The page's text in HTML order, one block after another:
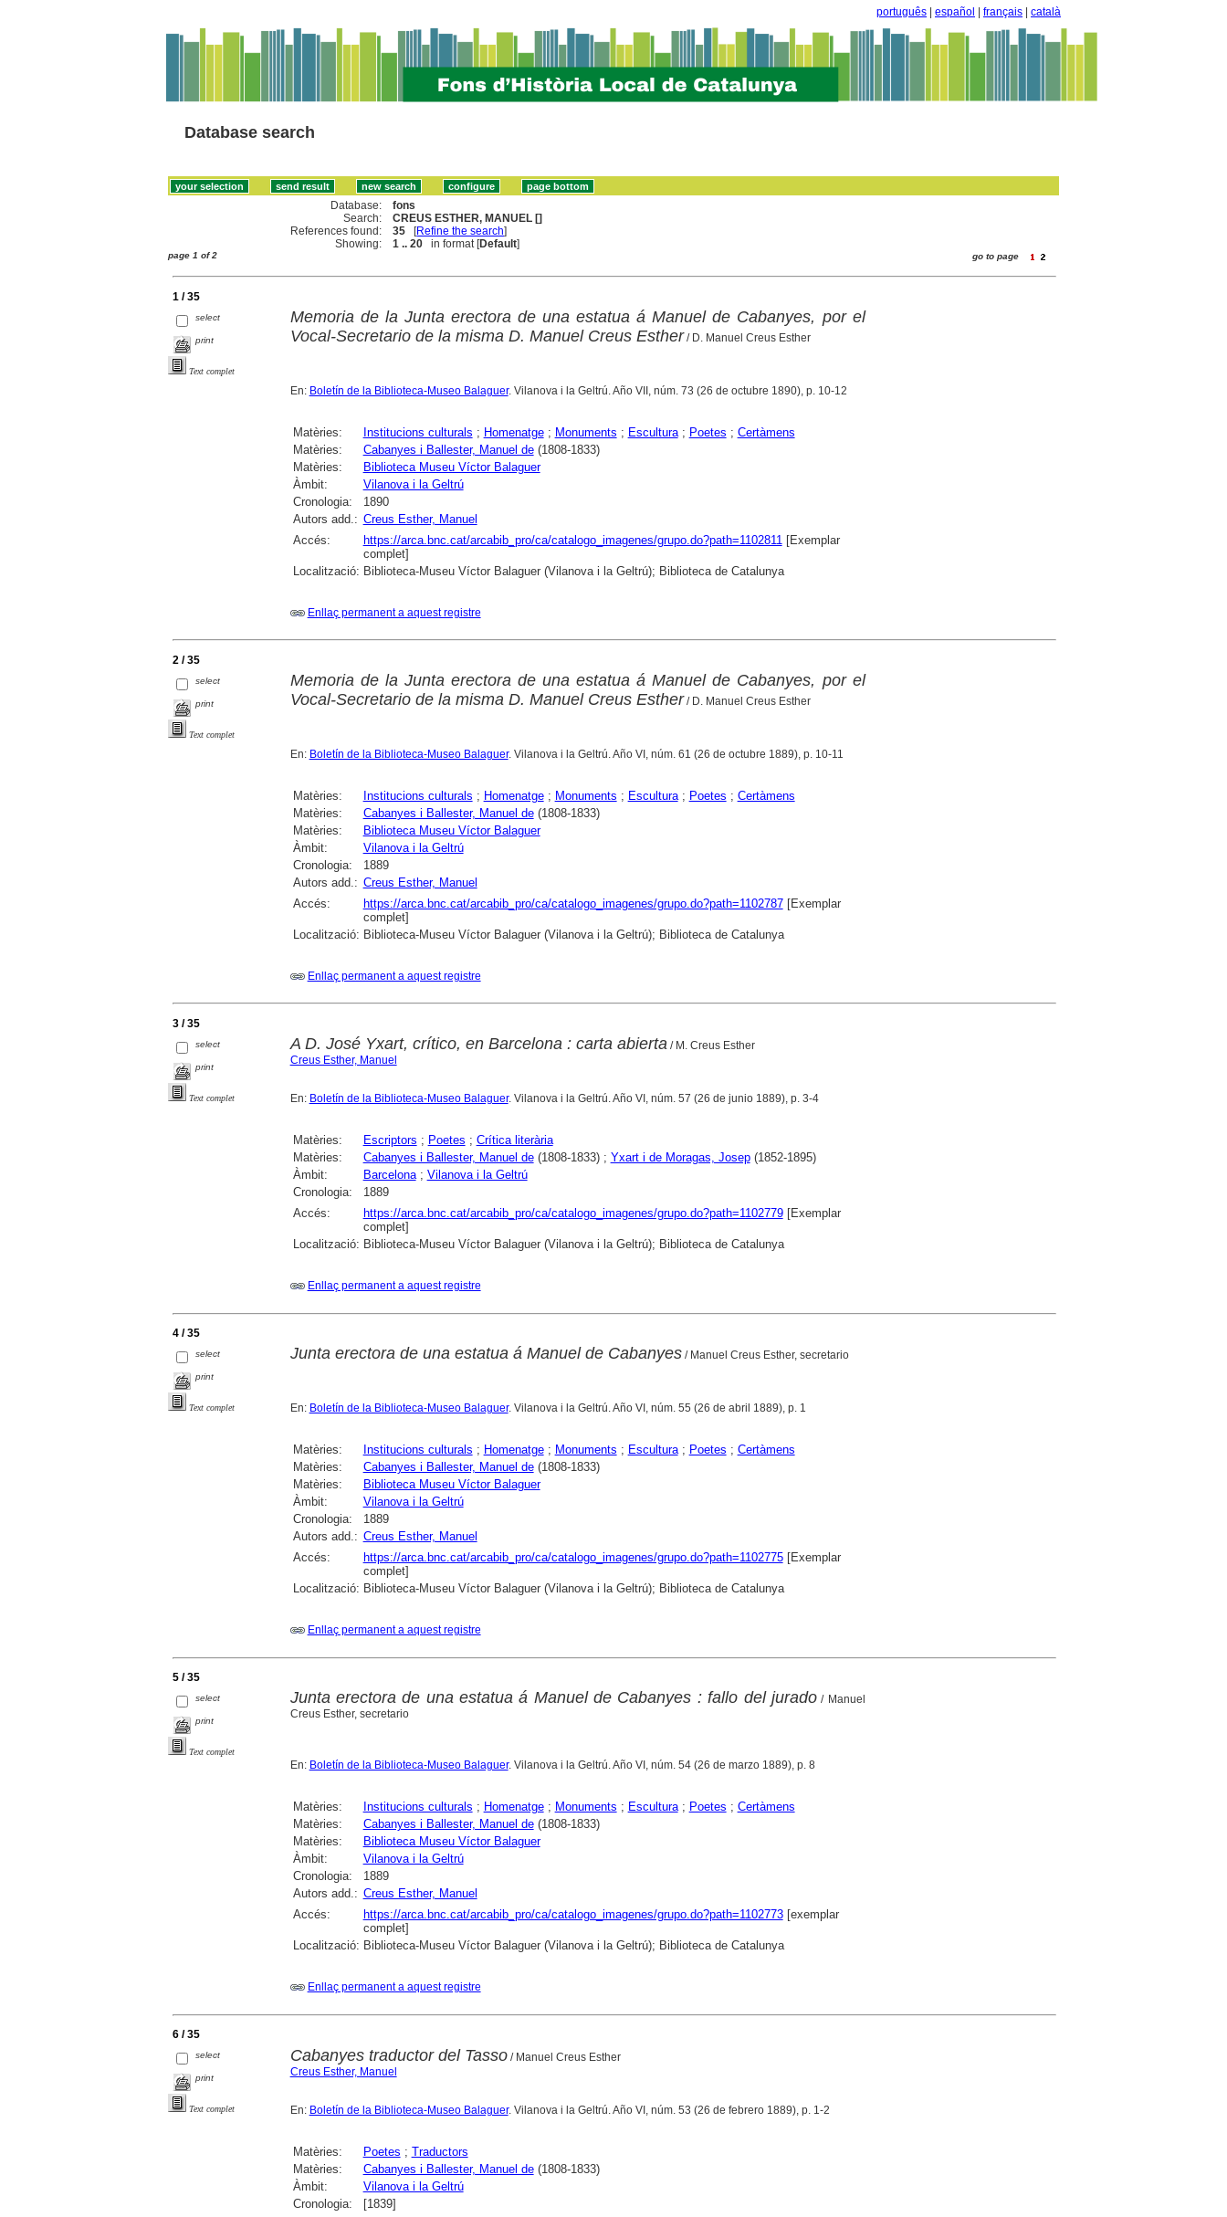
português español français català
Database search
Database:
fons
Search:
CREUS ESTHER, MANUEL []
References found:
35 [Refine the search]
Showing:
1 .. 20 in format [Default]
page 1 of 2 go to page
1 / 35
select
print
Text complet
Memoria de la Junta erectora de una estatua á Manuel de Cabanyes, por el
Vocal-Secretario de la misma D. Manuel Creus Esther/ D. Manuel Creus Esther
En: Boletín de la Biblioteca-Museo Balaguer. Vilanova i la Geltrú. Año VII, núm. 73 (26 de octubre 1890), p. 10-12
Matèries: Institucions culturals ; Homenatge; Monuments ; Escultura; Poetes ; Certàmens
Matèries:
Cabanyes i Ballester, Manuel de(1808-1833)
Matèries:
Biblioteca Museu Víctor Balaguer
Àmbit:
Vilanova i la Geltrú
Cronologia:
1890
Autors add.: Creus Esther, Manuel
Accés:
https://arca.bnc.cat/arcabib_pro/ca/catalogo_imagenes/grupo.do?path=1102811 [Exemplar
complet]
Localització: Biblioteca-Museu Víctor Balaguer (Vilanova i la Geltrú); Biblioteca de Catalunya
Enllaç permanent a aquest registre
2 / 35
select
print
Text complet
Memoria de la Junta erectora de una estatua á Manuel de Cabanyes, por el
Vocal-Secretario de la misma D. Manuel Creus Esther/ D. Manuel Creus Esther
En: Boletín de la Biblioteca-Museo Balaguer. Vilanova i la Geltrú. Año VI, núm. 61 (26 de octubre 1889), p. 10-11
Matèries: Institucions culturals ; Homenatge; Monuments ; Escultura; Poetes ; Certàmens
Matèries:
Cabanyes i Ballester, Manuel de(1808-1833)
Matèries:
Biblioteca Museu Víctor Balaguer
Àmbit:
Vilanova i la Geltrú
Cronologia:
1889
Autors add.: Creus Esther, Manuel
Accés:
https://arca.bnc.cat/arcabib_pro/ca/catalogo_imagenes/grupo.do?path=1102787[Exemplar
complet]
Localització: Biblioteca-Museu Víctor Balaguer (Vilanova i la Geltrú); Biblioteca de Catalunya
Enllaç permanent a aquest registre
3 / 35
select
print
Text complet
A D. José Yxart, crítico, en Barcelona : carta abierta/ M. Creus Esther
Creus Esther, Manuel
En: Boletín de la Biblioteca-Museo Balaguer. Vilanova i la Geltrú. Año VI, núm. 57 (26 de junio 1889), p. 3-4
Matèries: Escriptors ; Poetes ; Crítica literària
Matèries:
Cabanyes i Ballester, Manuel de(1808-1833) ; Yxart i de Moragas, Josep(1852-1895)
Àmbit:
Barcelona; Vilanova i la Geltrú
Cronologia:
1889
Accés:
https://arca.bnc.cat/arcabib_pro/ca/catalogo_imagenes/grupo.do?path=1102779[Exemplar
complet]
Localització: Biblioteca-Museu Víctor Balaguer (Vilanova i la Geltrú); Biblioteca de Catalunya
Enllaç permanent a aquest registre
4 / 35
select
print
Text complet
Junta erectora de una estatua á Manuel de Cabanyes/ Manuel Creus Esther, secretario
En: Boletín de la Biblioteca-Museo Balaguer. Vilanova i la Geltrú. Año VI, núm. 55 (26 de abril 1889), p. 1
Matèries: Institucions culturals ; Homenatge; Monuments ; Escultura; Poetes ; Certàmens
Matèries:
Cabanyes i Ballester, Manuel de(1808-1833)
Matèries:
Biblioteca Museu Víctor Balaguer
Àmbit:
Vilanova i la Geltrú
Cronologia:
1889
Autors add.: Creus Esther, Manuel
Accés:
https://arca.bnc.cat/arcabib_pro/ca/catalogo_imagenes/grupo.do?path=1102775[Exemplar
complet]
Localització: Biblioteca-Museu Víctor Balaguer (Vilanova i la Geltrú); Biblioteca de Catalunya
Enllaç permanent a aquest registre
5 / 35
select
print
Text complet
Junta erectora de una estatua á Manuel de Cabanyes : fallo del jurado/ Manuel
Creus Esther, secretario
En: Boletín de la Biblioteca-Museo Balaguer. Vilanova i la Geltrú. Año VI, núm. 54 (26 de marzo 1889), p. 8
Matèries: Institucions culturals ; Homenatge; Monuments ; Escultura; Poetes ; Certàmens
Matèries:
Cabanyes i Ballester, Manuel de(1808-1833)
Matèries:
Biblioteca Museu Víctor Balaguer
Àmbit:
Vilanova i la Geltrú
Cronologia:
1889
Autors add.: Creus Esther, Manuel
Accés:
https://arca.bnc.cat/arcabib_pro/ca/catalogo_imagenes/grupo.do?path=1102773[exemplar
complet]
Localització: Biblioteca-Museu Víctor Balaguer (Vilanova i la Geltrú); Biblioteca de Catalunya
Enllaç permanent a aquest registre
6 / 35
select
print
Text complet
Cabanyes traductor del Tasso/ Manuel Creus Esther
Creus Esther, Manuel
En: Boletín de la Biblioteca-Museo Balaguer. Vilanova i la Geltrú. Año VI, núm. 53 (26 de febrero 1889), p. 1-2
Matèries: Poetes ; Traductors
Matèries:
Cabanyes i Ballester, Manuel de(1808-1833)
Àmbit:
Vilanova i la Geltrú
Cronologia:
[1839]